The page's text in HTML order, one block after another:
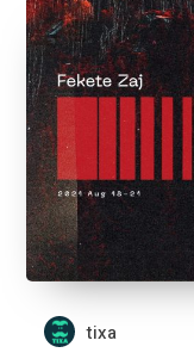
tixa